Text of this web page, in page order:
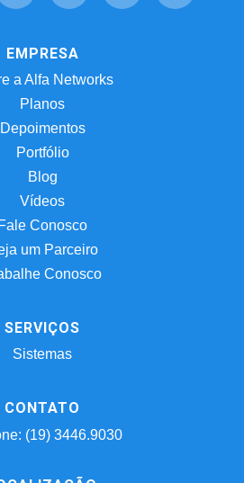
EMPRESA
a Alfa Networks
Planos
Depoimentos
Portfólio
Blog
Vídeos
Fale Conosco
um Parceiro
Conosco
SERVIÇOS
Sistemas
CONTATO
(19) 3446.9030